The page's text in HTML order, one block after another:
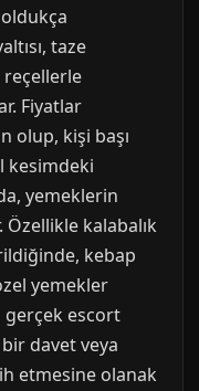
taze
reçellerle
Fiyatlar
olup, kişi başı
kesimdeki
yemeklerin
Özellikle kalabalık
kebap
yemekler
gerçek escort
davet veya
etmesine olanak